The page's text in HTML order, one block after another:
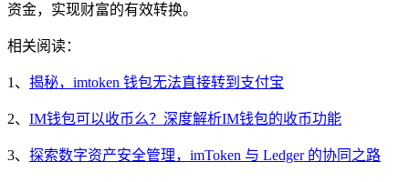
资金，实现财富的有效转换。
相关阅读：
1、 揭秘，imtoken 钱包无法直接转到支付宝
2、 IM钱包可以收币么？深度解析IM钱包的收币功能
3、 探索数字资产安全管理，imToken 与 Ledger 的协同之路